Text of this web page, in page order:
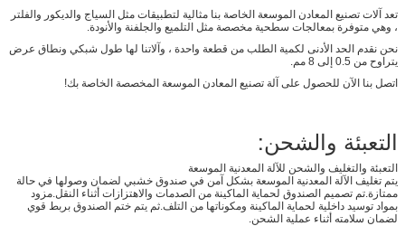
تعد آلات تصنيع المعادن الموسعة الخاصة بنا مثالية لتطبيقات مثل السياج والديكور والفلتر
، وهي متوفرة بمعالجات سطحية مخصصة مثل التلميع والجلفنة والأنودة.
نحن نقدم الحد الأدنى لكمية الطلب من قطعة واحدة ، وآلاتنا لها طول شبكي ونطاق عرض
يتراوح من 0.5 إلى 8 مم.
اتصل بنا الآن للحصول على آلة تصنيع المعادن الموسعة المخصصة الخاصة بك!
التعبئة والشحن:
التعبئة والتغليف والشحن للآلة المعدنية الموسعة
يتم تغليف الآلة المعدنية الموسعة بشكل آمن في صندوق خشبي لضمان وصولها في حالة
ممتازة.تم تصميم الصندوق لحماية الماكينة من الصدمات والاهتزازات أثناء النقل.مزود
بمواد توسيد داخلية لحماية الماكينة ومكوناتها من التلف.ثم يتم ختم الصندوق بربط قوي
لضمان سلامته أثناء عملية الشحن.